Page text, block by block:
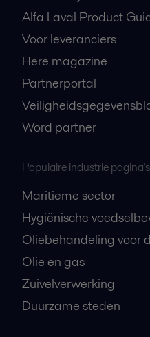
Alfa Laval Product
Voor leveranciers
Here magazine
Partnerportal
Word partner
Populaire industrie pagina's
Maritieme sector
Hygiënische
Oliebehandeling voor
Olie en gas
Zuivelverwerking
Duurzame steden